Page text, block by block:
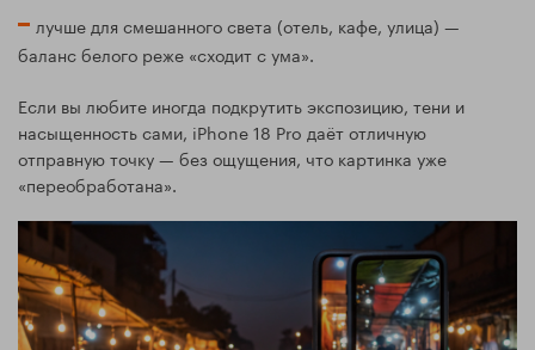
лучше для смешанного света (отель, кафе, улица) —
баланс белого реже «сходит с ума».
Если вы любите иногда подкрутить экспозицию, тени и
насыщенность сами, iPhone 18 Pro даёт отличную
отправную точку — без ощущения, что картинка уже
«переобработана».